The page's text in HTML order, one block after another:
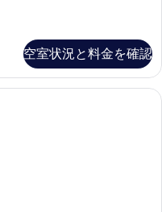
空室状況と料金を確認
ルームの設備 | シャワー付き浴